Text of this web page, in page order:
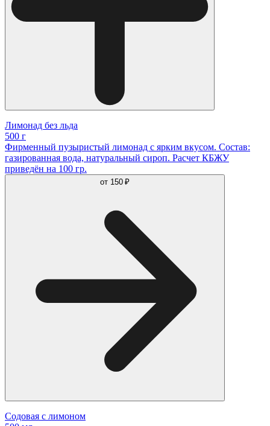
Лимонад без льда
500 г
Фирменный пузыристый лимонад с ярким вкусом. Состав:
газированная вода, натуральный сироп. Расчет КБЖУ
приведён на 100 гр.
от 150 ₽
Содовая с лимоном